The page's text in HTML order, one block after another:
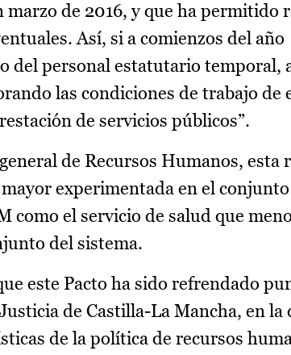
de 2016, y que ha permitido
Así, si a comienzos del año
del personal estatutario temporal,
las condiciones de trabajo de
de servicios públicos”.
de Recursos Humanos, esta
experimentada en el
como el servicio de salud que
del sistema.
este Pacto ha sido refrendado
de Castilla-La Mancha, en la
de la política de recursos